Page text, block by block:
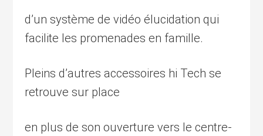
d’un système de vidéo élucidation qui
facilite les promenades en famille.
Pleins d’autres accessoires hi Tech se
retrouve sur place
en plus de son ouverture vers le centre-